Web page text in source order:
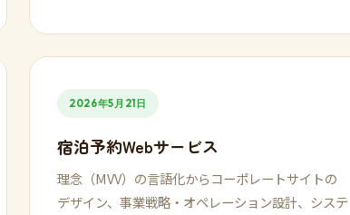
2026年5月21日
宿泊予約Webサービス
理念（MVV）の言語化からコーポレートサイトの
デザイン、事業戦略・オペレーション設計、システ